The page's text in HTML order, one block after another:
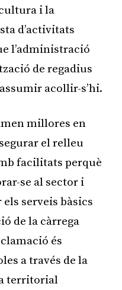
i la
d’activitats
l’administració
de regadius
acollir-s’hi.
millores en
el relleu
facilitats perquè
se al sector i
serveis bàsics
de la càrrega
és
a través de la
territorial